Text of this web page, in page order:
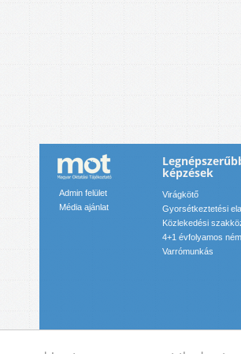
Admin felület
Média ajánlat
képzések
Virágkötő
Gyorsétkeztetési
Közlekedési
4+1 évfolyamos
Varrómunkás